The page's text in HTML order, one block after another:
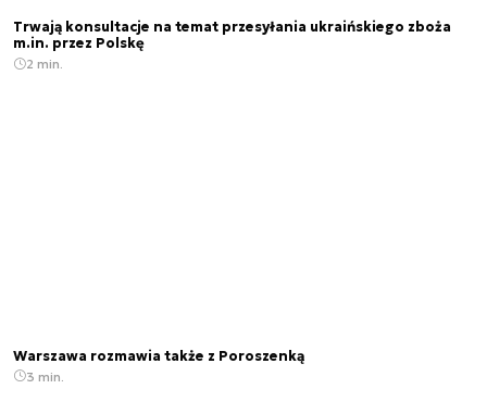
Trwają konsultacje na temat przesyłania ukraińskiego zboża
m.in. przez Polskę
2 min.
Warszawa rozmawia także z Poroszenką
3 min.